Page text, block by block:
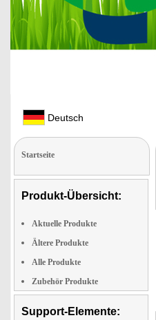
Deutsch
Startseite
Produkt-Übersicht:
Aktuelle Produkte
Ältere Produkte
Alle Produkte
Zubehör Produkte
Support-Elemente: